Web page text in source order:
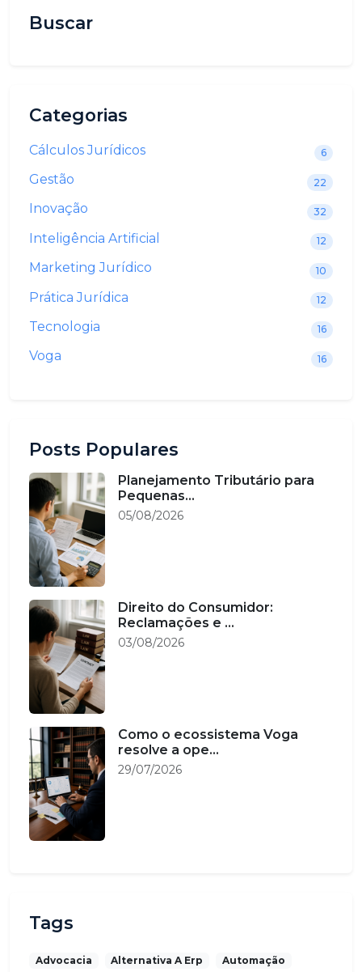
Buscar
Categorias
Cálculos Jurídicos 6
Gestão 22
Inovação 32
Inteligência Artificial 12
Marketing Jurídico 10
Prática Jurídica 12
Tecnologia 16
Voga 16
Posts Populares
Planejamento Tributário para
Pequenas...
05/08/2026
Direito do Consumidor:
Reclamações e ...
03/08/2026
Como o ecossistema Voga
resolve a ope...
29/07/2026
Tags
Advocacia Alternativa A Erp Automação